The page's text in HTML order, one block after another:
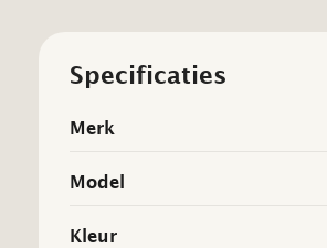
Specificaties
Merk
Model
Kleur